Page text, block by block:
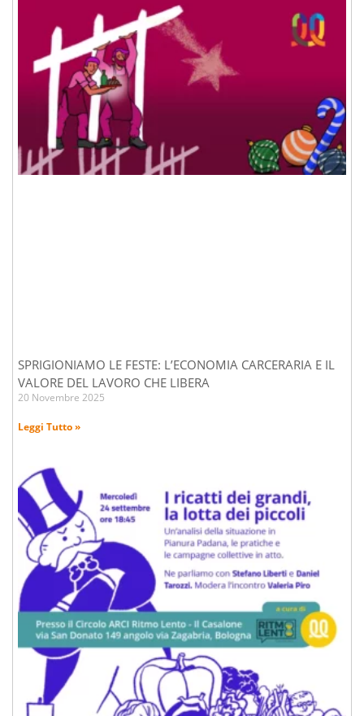
SPRIGIONIAMO LE FESTE: L’ECONOMIA CARCERARIA E IL
VALORE DEL LAVORO CHE LIBERA
20 Novembre 2025
Leggi Tutto »